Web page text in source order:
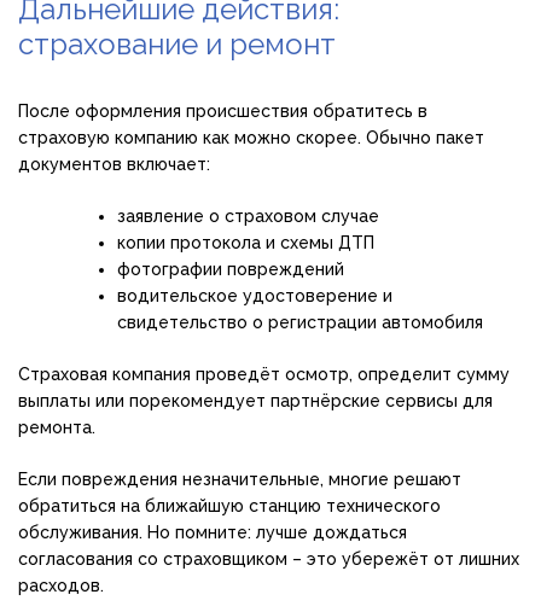
Дальнейшие действия:
страхование и ремонт
После оформления происшествия обратитесь в
страховую компанию как можно скорее. Обычно пакет
документов включает:
заявление о страховом случае
копии протокола и схемы ДТП
фотографии повреждений
водительское удостоверение и
свидетельство о регистрации автомобиля
Страховая компания проведёт осмотр, определит сумму
выплаты или порекомендует партнёрские сервисы для
ремонта.
Если повреждения незначительные, многие решают
обратиться на ближайшую станцию технического
обслуживания. Но помните: лучше дождаться
согласования со страховщиком – это убережёт от лишних
расходов.